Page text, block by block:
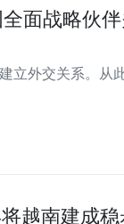
面战略伙
立外交关系。从
越南建成